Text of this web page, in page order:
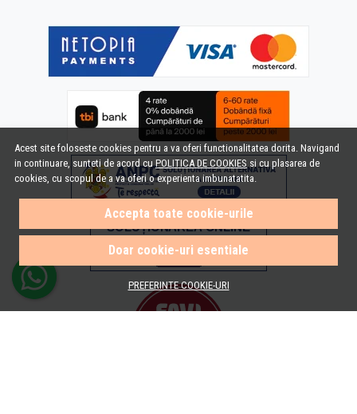
Acest site foloseste cookies pentru a va oferi functionalitatea dorita. Navigand
in continuare, sunteti de acord cuPOLITICA DE COOKIES si cu plasarea de
cookies, cu scopul de a va oferi o experienta imbunatatita.
Accepta toate cookie-urile
Doar cookie-uri esentiale
PREFERINTE COOKIE-URI